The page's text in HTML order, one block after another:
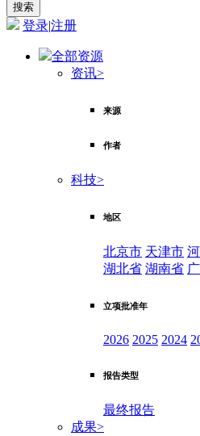
登录|注册
全部资源
资讯>
来源
作者
科技>
地区
北京市 天津市
湖北省 湖南省
立项批准年
2026 2025 2024
报告类型
最终报告
成果>